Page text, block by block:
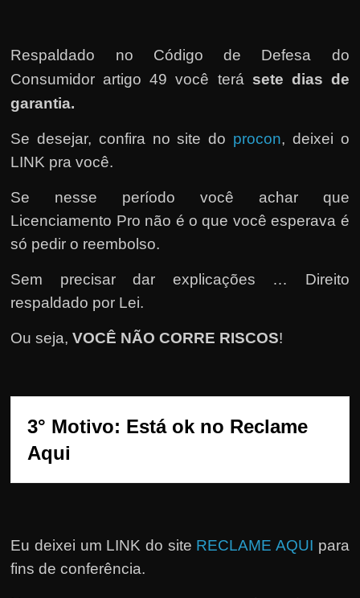
r
n
h
e
r
o
n
a
t
s
c
Respaldado no Código de Defesa do
Consumidor artigo 49 você terá sete dias de
garantia.
Se desejar, confira no site do procon, deixei o
LINK pra você.
Se nesse período você achar que
Licenciamento Pro não é o que você esperava é
só pedir o reembolso.
Sem precisar dar explicações … Direito
respaldado por Lei.
Ou seja,VOCÊ NÃO CORRE RISCOS!
3° Motivo: Está ok no Reclame
Aqui
Eu deixei um LINK do site RECLAME AQUI para
fins de conferência.